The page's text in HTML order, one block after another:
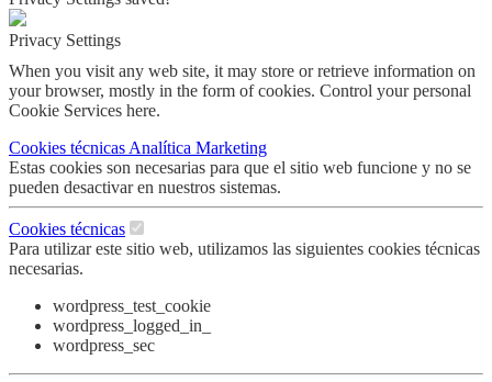
Privacy Settings
When you visit any web site, it may store or retrieve information on
your browser, mostly in the form of cookies. Control your personal
Cookie Services here.
Cookies técnicas Analítica Marketing
Estas cookies son necesarias para que el sitio web funcione y no se
pueden desactivar en nuestros sistemas.
Cookies técnicas
Para utilizar este sitio web, utilizamos las siguientes cookies técnicas
necesarias.
wordpress_test_cookie
wordpress_logged_in_
wordpress_sec